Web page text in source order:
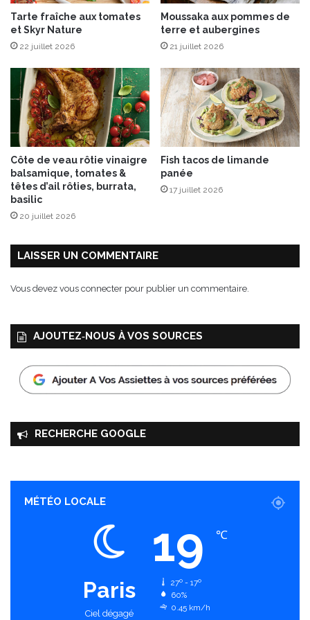
l
a
r
d
Tarte fraîche aux tomates
et Skyr Nature
22 juillet 2026
Moussaka aux pommes de
terre et aubergines
21 juillet 2026
Côte de veau rôtie vinaigre
balsamique, tomates &
têtes d’ail rôties, burrata,
basilic
20 juillet 2026
Fish tacos de limande
panée
17 juillet 2026
LAISSER UN COMMENTAIRE
Vous devez vous connecter pour publier un commentaire.
AJOUTEZ‑NOUS À VOS SOURCES
RECHERCHE GOOGLE
MÉTÉO LOCALE
Paris
Ciel dégagé
19 ℃
27º - 17º
60%
0.45 km/h